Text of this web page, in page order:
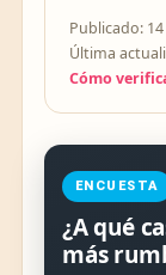
Publicado:
Última
Cómo
ENCUESTA
¿A qué
más